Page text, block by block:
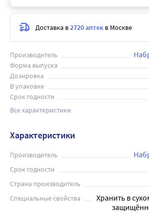
Производитель
Форма выпуска
Дозировка
В упаковке
Срок годности
Все характеристики
Доставка в2720 аптек в Москве
Характеристики
Производитель
Срок годности
Страна производитель
Специальные свойства
Хранить в